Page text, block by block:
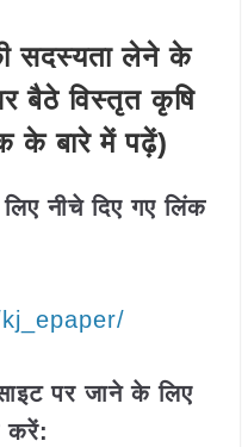
सदस्यता लेने के
बैठे विस्तृत कृषि
के बारे में पढ़ें)
नीचे दिए गए लिंक
पर जाने के लिए
करें: